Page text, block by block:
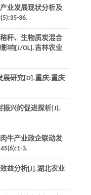
业发展现状分析及
(5):35-36.
秆、生物质炭混合
响[J/OL].吉林农业
展研究[D].重庆:重庆
振兴的促进探析[J].
牛产业政企联动发
45(6):1-3.
益分析[J].湖北农业